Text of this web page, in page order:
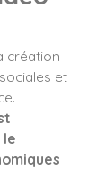
création
et
le